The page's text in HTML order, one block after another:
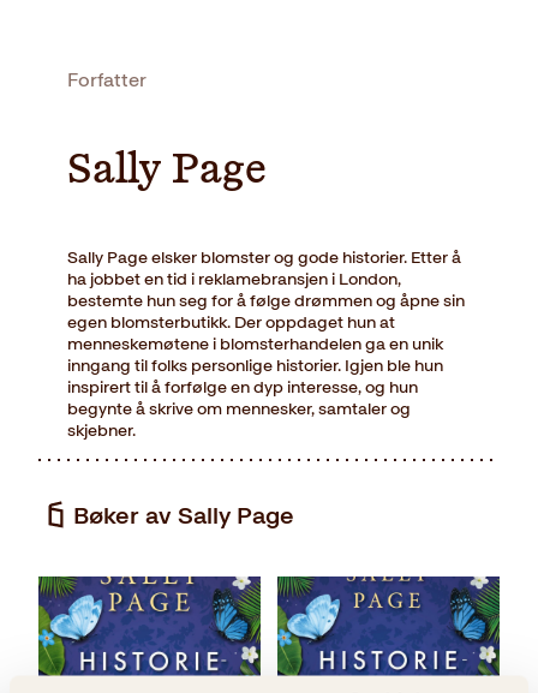
Forfatter
Sally Page
Sally Page elsker blomster og gode historier. Etter å
ha jobbet en tid i reklamebransjen i London,
bestemte hun seg for å følge drømmen og åpne sin
egen blomsterbutikk. Der oppdaget hun at
menneskemøtene i blomsterhandelen ga en unik
inngang til folks personlige historier. Igjen ble hun
inspirert til å forfølge en dyp interesse, og hun
begynte å skrive om mennesker, samtaler og
skjebner.
Bøker av Sally Page